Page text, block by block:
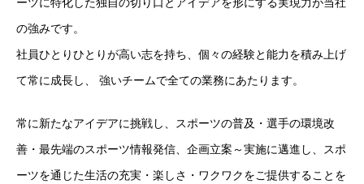
の強みです。
社員ひとりひとりが高い志を持ち、個々の経験と能力を積み上げ
て常に成長し、 強いチームで全ての業務にあたります。
常に新たなアイデアに挑戦し、スポーツの普及・選手の環境改
善・最先端のスポーツ情報発信、企画立案～実施に邁進し、スポ
ーツを通じた生活の充実・楽しさ・ワクワクをご提供することを